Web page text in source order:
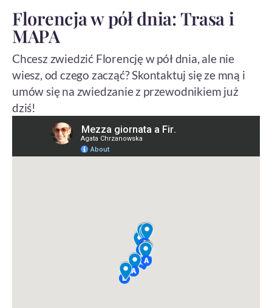
Florencja w pół dnia: Trasa i
MAPA
Chcesz zwiedzić Florencję w pół dnia, ale nie
wiesz, od czego zacząć? Skontaktuj się ze mną i
umów się na zwiedzanie z przewodnikiem już
dziś!